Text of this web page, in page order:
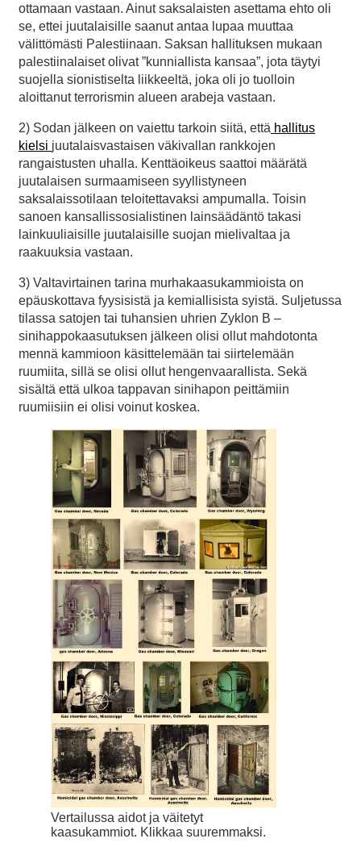
ottamaan vastaan. Ainut saksalaisten asettama ehto oli
se, ettei juutalaisille saanut antaa lupaa muuttaa
välittömästi Palestiinaan. Saksan hallituksen mukaan
palestiinalaiset olivat ”kunniallista kansaa”, jota täytyi
suojella sionistiselta liikkeeltä, joka oli jo tuolloin
aloittanut terrorismin alueen arabeja vastaan.
2) Sodan jälkeen on vaiettu tarkoin siitä, että hallitus
kielsi juutalaisvastaisen väkivallan rankkojen
rangaistusten uhalla. Kenttäoikeus saattoi määrätä
juutalaisen surmaamiseen syyllistyneen
saksalaissotilaan teloitettavaksi ampumalla. Toisin
sanoen kansallissosialistinen lainsäädäntö takasi
lainkuuliaisille juutalaisille suojan mielivaltaa ja
raakuuksia vastaan.
3) Valtavirtainen tarina murhakaasukammioista on
epäuskottava fyysisistä ja kemiallisista syistä. Suljetussa
tilassa satojen tai tuhansien uhrien Zyklon B –
sinihappokaasutuksen jälkeen olisi ollut mahdotonta
mennä kammioon käsittelemään tai siirtelemään
ruumiita, sillä se olisi ollut hengenvaarallista. Sekä
sisältä että ulkoa tappavan sinihapon peittämiin
ruumiisiin ei olisi voinut koskea.
Vertailussa aidot ja väitetyt
kaasukammiot. Klikkaa suuremmaksi.